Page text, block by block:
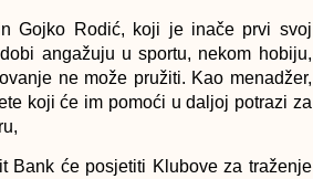
Gojko Rodić, koji je inače prvi svoj
angažuju u sportu, nekom hobiju,
ne može pružiti. Kao menadžer,
koji će im pomoći u daljoj potrazi za
Bank će posjetiti Klubove za traženje